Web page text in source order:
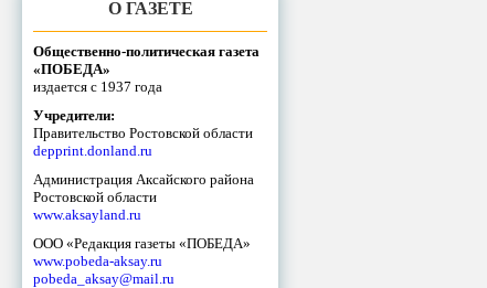
О ГАЗЕТЕ
Общественно-политическая газета
«ПОБЕДА»
издается с 1937 года
Учредители:
Правительство Ростовской области
depprint.donland.ru
Администрация Аксайского района
Ростовской области
www.aksayland.ru
ООО «Редакция газеты «ПОБЕДА»
www.pobeda-aksay.ru
pobeda_aksay@mail.ru